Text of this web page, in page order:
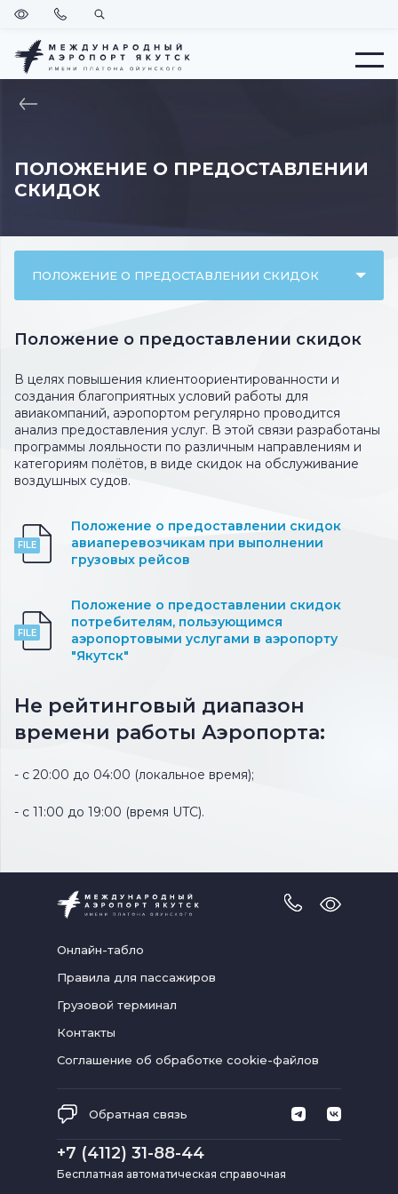
Меню
Версия
слабовидящих
ПозвонитьПоиск
ВЕРНУТЬСЯ
ПОЛОЖЕНИЕ О ПРЕДОСТАВЛЕНИИ
СКИДОК
ПОЛОЖЕНИЕ О ПРЕДОСТАВЛЕНИИ СКИДОК
Положение о предоставлении скидок
В целях повышения клиентоориентированности и
создания благоприятных условий работы для
авиакомпаний, аэропортом регулярно проводится
анализ предоставления услуг. В этой связи разработаны
программы лояльности по различным направлениям и
категориям полётов, в виде скидок на обслуживание
воздушных судов.
Положение о предоставлении скидок
авиаперевозчикам при выполнении
грузовых рейсов
Положение о предоставлении скидок
потребителям, пользующимся
аэропортовыми услугами в аэропорту
"Якутск"
Не рейтинговый диапазон
времени работы Аэропорта:
- с 20:00 до 04:00 (локальное время);
- с 11:00 до 19:00 (время UTC).
Версия
Онлайн-табло
Правила для пассажиров
Грузовой терминал
Контакты
Соглашение об обработке cookie-файлов
Обратная связь
+7 (4112) 31-88-44
Бесплатная автоматическая справочная